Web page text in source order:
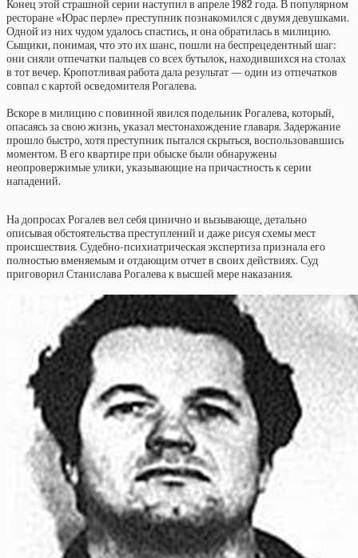
Конец этой страшной серии наступил в апреле 1982 года. В популярном
ресторане «Юрас перле» преступник познакомился с двумя девушками.
Одной из них чудом удалось спастись, и она обратилась в милицию.
Сыщики, понимая, что это их шанс, пошли на беспрецедентный шаг:
они сняли отпечатки пальцев со всех бутылок, находившихся на столах
в тот вечер. Кропотливая работа дала результат — один из отпечатков
совпал с картой осведомителя Рогалева.
Вскоре в милицию с повинной явился подельник Рогалева, который,
опасаясь за свою жизнь, указал местонахождение главаря. Задержание
прошло быстро, хотя преступник пытался скрыться, воспользовавшись
моментом. В его квартире при обыске были обнаружены
неопровержимые улики, указывающие на причастность к серии
нападений.
На допросах Рогалев вел себя цинично и вызывающе, детально
описывая обстоятельства преступлений и даже рисуя схемы мест
происшествия. Судебно-психиатрическая экспертиза признала его
полностью вменяемым и отдающим отчет в своих действиях. Суд
приговорил Станислава Рогалева к высшей мере наказания.